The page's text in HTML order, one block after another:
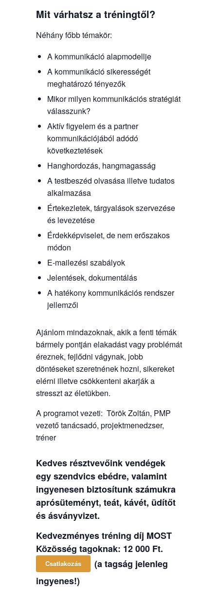
Mit várhatsz a tréningtől?
Néhány főbb témakör:
A kommunikáció alapmodellje
A kommunikáció sikerességét
meghatározó tényezők
Mikor milyen kommunikációs stratégiát
válasszunk?
Aktív figyelem és a partner
kommunikációjából adódó
következtetések
Hanghordozás, hangmagasság
A testbeszéd olvasása illetve tudatos
alkalmazása
Értekezletek, tárgyalások szervezése
és levezetése
Érdekképviselet, de nem erőszakos
módon
E-mailezési szabályok
Jelentések, dokumentálás
A hatékony kommunikációs rendszer
jellemzői
Ajánlom mindazoknak, akik a fenti témák
bármely pontján elakadást vagy problémát
éreznek, fejlődni vágynak, jobb
döntéseket szeretnének hozni, sikereket
elérni illetve csökkenteni akarják a
stresszt az életükben.
A programot vezeti: Török Zoltán, PMP
vezető tanácsadó, projektmenedzser,
tréner
Kedves résztvevőink vendégek
egy szendvics ebédre, valamint
ingyenesen biztosítunk számukra
aprósüteményt, teát, kávét, üdítőt
és ásványvizet.
Kedvezményes tréning díj MOST
Közösség tagoknak: 12 000 Ft.
Csatlakozás
(a tagság jelenleg
ingyenes!)